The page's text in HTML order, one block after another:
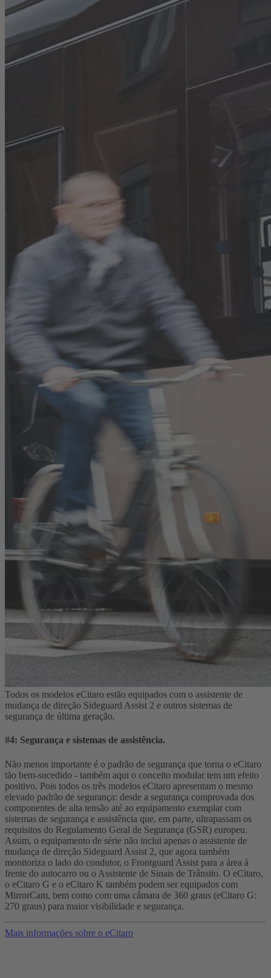
Todos os modelos eCitaro estão equipados com o assistente de
mudança de direção Sideguard Assist 2 e outros sistemas de
segurança de última geração.
#4: Segurança e sistemas de assistência.
Não menos importante é o padrão de segurança que torna o eCitaro
tão bem-sucedido - também aqui o conceito modular tem um efeito
positivo. Pois todos os três modelos eCitaro apresentam o mesmo
elevado padrão de segurança: desde a segurança comprovada dos
componentes de alta tensão até ao equipamento exemplar com
sistemas de segurança e assistência que, em parte, ultrapassam os
requisitos do Regulamento Geral de Segurança (GSR) europeu.
Assim, o equipamento de série não inclui apenas o assistente de
mudança de direção Sideguard Assist 2, que agora também
monitoriza o lado do condutor, o Frontguard Assist para a área à
frente do autocarro ou o Assistente de Sinais de Trânsito. O eCitaro,
o eCitaro G e o eCitaro K também podem ser equipados com
MirrorCam, bem como com uma câmara de 360 graus (eCitaro G:
270 graus) para maior visibilidade e segurança.
Mais informações sobre o eCitaro